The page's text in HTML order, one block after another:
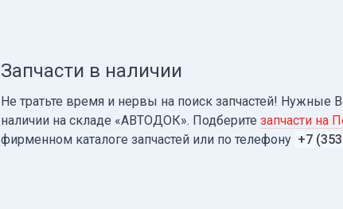
Запчасти в наличии
Не тратьте время и нервы на поиск запчастей! Нужные
наличии на складе «АВТОДОК». Подберите запчасти на
фирменном каталоге запчастей или по телефону +7